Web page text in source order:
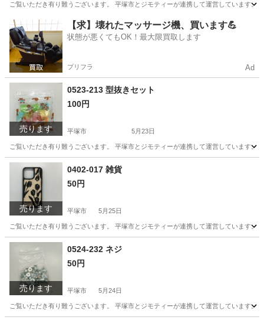
ご覧いただき有り難うございます。 平塚市とジモティーが連携して運営しています
神奈川 平塚市 服/ファッション リユース
【求】壊れたマッサージ機、買います💪
状態が悪くてもOK！最大限買取します
プリフラ Ad
売ります
0523-213 型抜きセット
100円
平塚市 5月23日
ご覧いただき有り難うございます。 平塚市とジモティーが連携して運営していま
神奈川 平塚市 ラッピング用品
売ります
0402-017 雑貨
50円
平塚市 5月25日
ご覧いただき有り難うございます。 平塚市とジモティーが連携して運営していま
神奈川 平塚市
売ります
0524-232 ネジ
50円
平塚市 5月24日
ご覧いただき有り難うございます。 平塚市とジモティーが連携して運営していま